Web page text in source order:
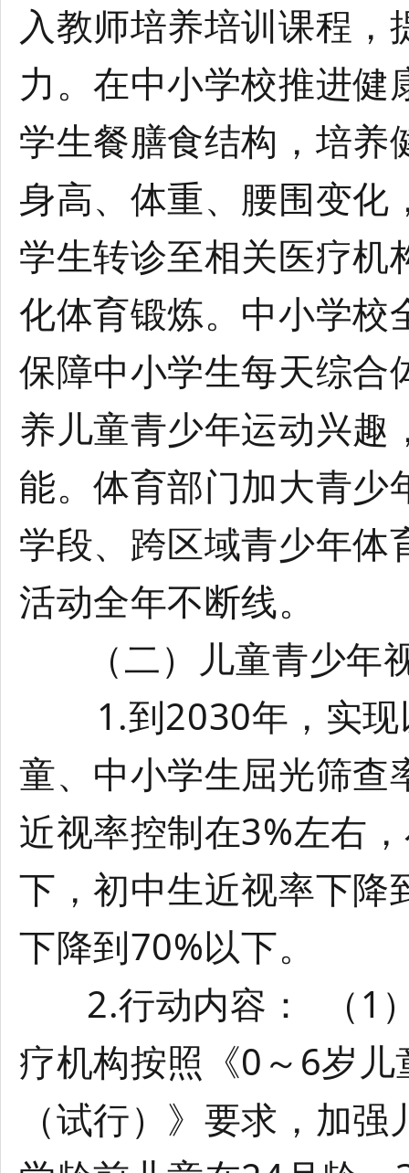
入教师培养培训课程
力。在中小学校推进
学生餐膳食结构，培养
身高、体重、腰围变化
学生转诊至相关医疗
化体育锻炼。中小学校
保障中小学生每天综合
养儿童青少年运动兴
能。体育部门加大青少
学段、跨区域青少年体
活动全年不断线。
（二）儿童青少年
1.到2030年，实现
童、中小学生屈光筛
近视率控制在3%左右
下，初中生近视率下降
下降到70%以下。
2.行动内容： （1）
疗机构按照《0～6岁
（试行）》要求，加